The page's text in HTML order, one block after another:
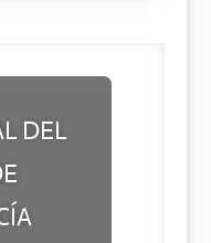
DEL